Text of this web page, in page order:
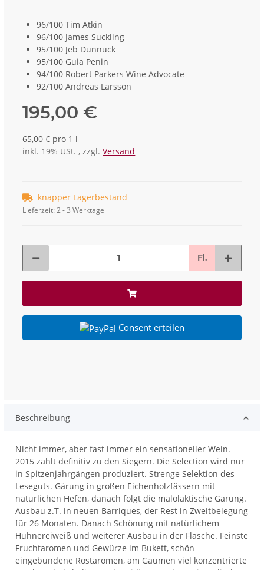
96/100 Tim Atkin
96/100 James Suckling
95/100 Jeb Dunnuck
95/100 Guia Penin
94/100 Robert Parkers Wine Advocate
92/100 Andreas Larsson
195,00 €
65,00 € pro 1 l
inkl. 19% USt. , zzgl.Versand
knapper Lagerbestand
Lieferzeit:2 - 3 Werktage
Fl.
Consent erteilen
Beschreibung
Nicht immer, aber fast immer ein sensationeller Wein.
2015 zählt definitiv zu den Siegern. Die Selection wird nur
in Spitzenjahrgängen produziert. Strenge Selektion des
Leseguts. Gärung in großen Eichenholzfässern mit
natürlichen Hefen, danach folgt die malolaktische Gärung.
Ausbau z.T. in neuen Barriques, der Rest in Zweitbelegung
für 26 Monaten. Danach Schönung mit natürlichem
Hühnereiweiß und weiterer Ausbau in der Flasche. Feinste
Fruchtaromen und Gewürze im Bukett, schön
eingebundene Röstaromen, am Gaumen viel konzentrierte